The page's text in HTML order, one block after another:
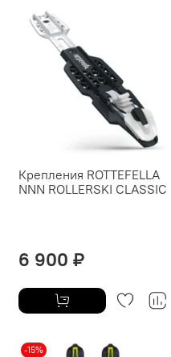
Крепления ROTTEFELLA
NNN ROLLERSKI CLASSIC
6 900 ₽
-15%